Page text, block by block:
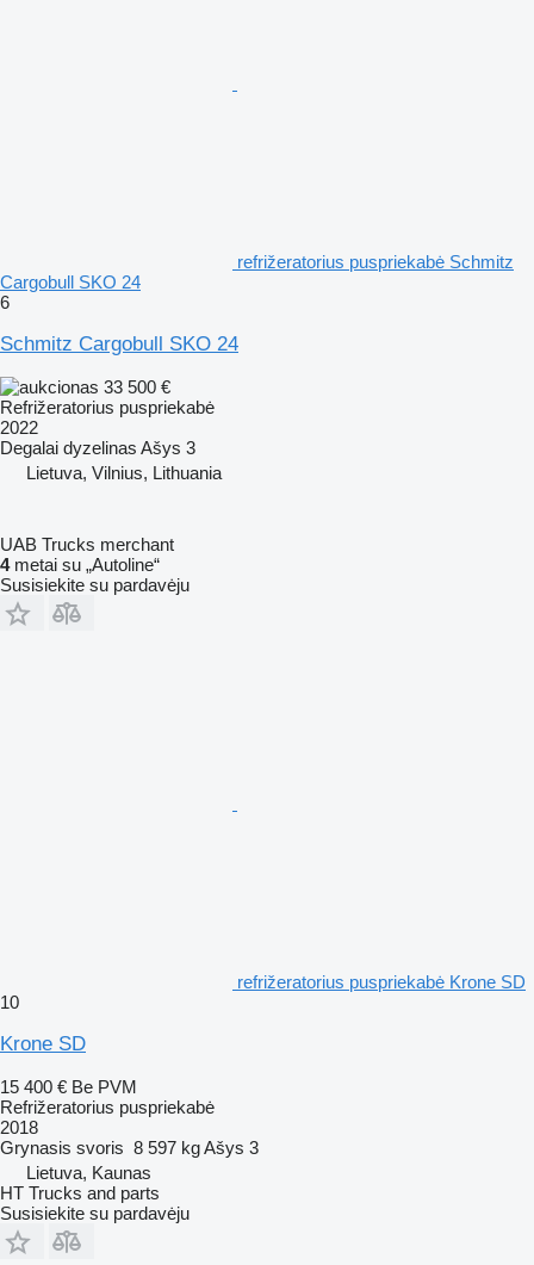
refrižeratorius puspriekabė Schmitz
Cargobull SKO 24
6
Schmitz Cargobull SKO 24
33 500 €
Refrižeratorius puspriekabė
2022
Degalai dyzelinas Ašys 3
Lietuva, Vilnius, Lithuania
UAB Trucks merchant
4metai su „Autoline“
Susisiekite su pardavėju
refrižeratorius puspriekabė Krone SD
10
Krone SD
15 400 € Be PVM
Refrižeratorius puspriekabė
2018
Grynasis svoris 8 597 kgAšys 3
Lietuva, Kaunas
HT Trucks and parts
Susisiekite su pardavėju